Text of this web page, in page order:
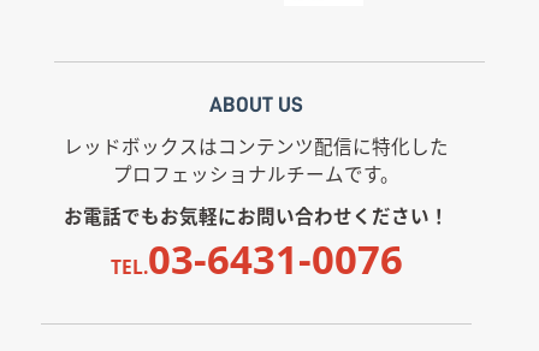
ABOUT US
レッドボックスはコンテンツ配信に特化した
プロフェッショナルチームです。
お電話でもお気軽にお問い合わせください！
TEL.03-6431-0076